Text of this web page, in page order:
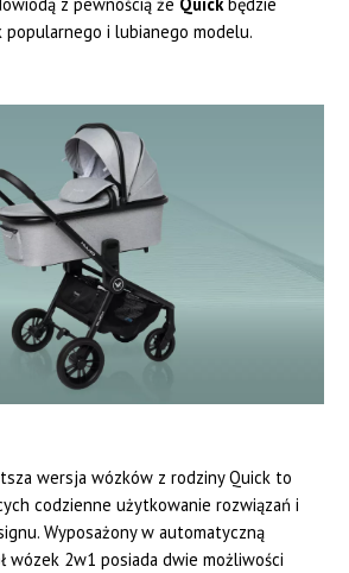
i lubianego modelu.
wersja wózków z rodziny Quick to
codzienne użytkowanie rozwiązań i
Wyposażony w automatyczną
wózek 2w1 posiada dwie możliwości